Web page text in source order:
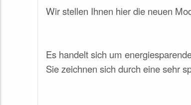
Wir stellen Ihnen hier die neuen
Es handelt sich um
Sie zeichnen sich durch eine sehr